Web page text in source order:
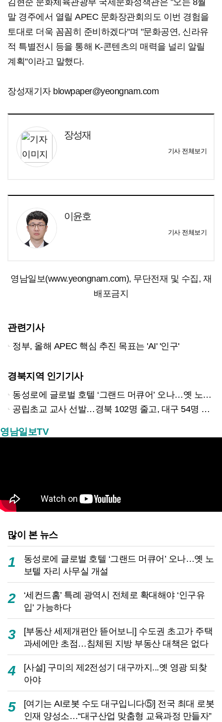
김현준 문화체육관광부 국제문화정책관은 "오는 8월
말 경주에서 열릴 APEC 문화장관회의도 이번 경험을
토대로 더욱 꼼꼼히 준비하겠다"며 "문화공연, 신라유
적 특별전시 등을 통해 K-콘텐츠의 매력을 널리 알릴
계획"이라고 말했다.
장성재기자 blowpaper@yeongnam.com
장성재
기사 전체보기
이윤호
기사 전체보기
영남일보(www.yeongnam.com), 무단전재 및 수집, 재
배포금지
관련기사
정부, 올해 APEC 핵심 추진 목표는 'AI' '인구'
경북지역 인기기사
동성로에 글로벌 호텔 ‘그랜드 머큐어’ 오나…옛 노보텔 자리 사무실 개설
공립초교 교사 선발…경북 102명 줄고, 대구 54명 늘리고
영남일보TV
많이 본 뉴스
1
동성로에 글로벌 호텔 ‘그랜드 머큐어’ 오나…옛 노
보텔 자리 사무실 개설
2
‘세컨드홈’ 특례 광역시 전체로 확대해야 ‘인구유
입’ 가능하다
3
[부동산 세제개편안 뜯어보니] 수도권 초고가 주택
과세에만 초점…침체된 지방 부동산 대책은 없다
4
[사설] 구미의 제2전성기 대구까지...옛 영광 되찾
아야
5
[여기는 AI로봇 수도 대구입니다⑤] 전국 최대 로봇
인재 양성소…“대구산업 맞춤형 교육과정 만들자”